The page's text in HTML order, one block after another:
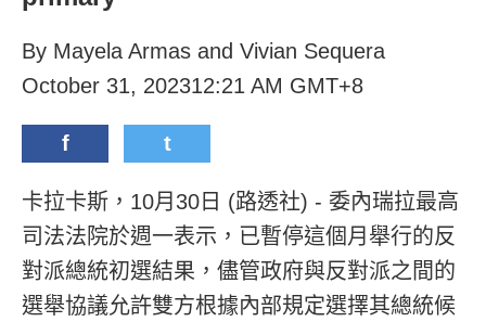
By Mayela Armas and Vivian Sequera
October 31, 202312:21 AM GMT+8
f t
卡拉卡斯，10月30日 (路透社) - 委內瑞拉最高
司法法院於週一表示，已暫停這個月舉行的反
對派總統初選結果，儘管政府與反對派之間的
選舉協議允許雙方根據內部規定選擇其總統候